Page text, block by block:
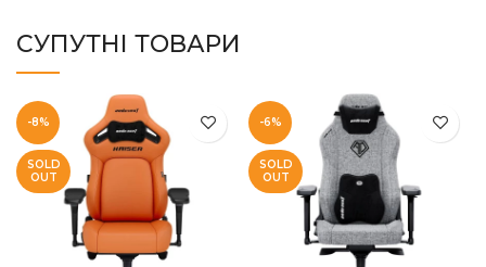
СУПУТНІ ТОВАРИ
-8%
SOLD
OUT
-6%
SOLD
OUT